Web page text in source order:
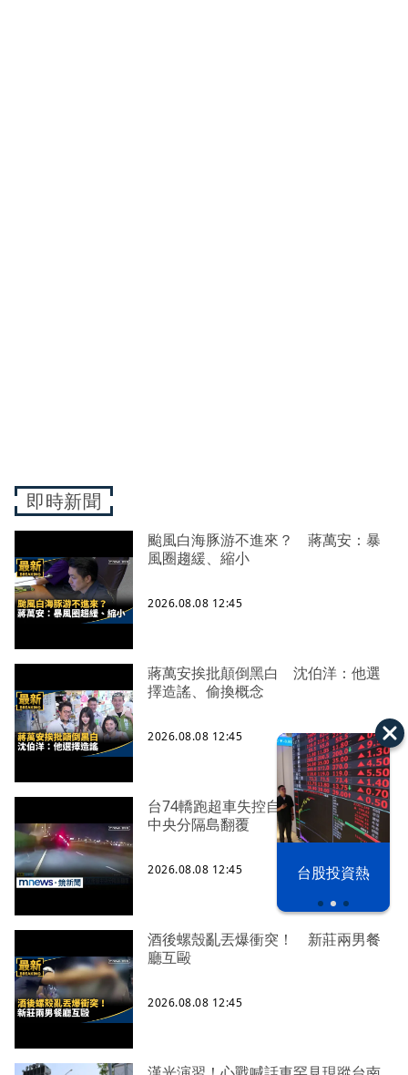
漢光42演習 台股投資熱
即時新聞
颱風白海豚游不進來？ 蔣萬安：暴
風圈趨緩、縮小
2026.08.08 12:45
蔣萬安挨批顛倒黑白 沈伯洋：他選
擇造謠、偷換概念
2026.08.08 12:45
台74轎跑超車失控自撞護欄 又衝撞
中央分隔島翻覆
2026.08.08 12:45
酒後螺殼亂丟爆衝突！ 新莊兩男餐
廳互毆
2026.08.08 12:45